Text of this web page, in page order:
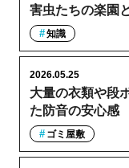
害虫たちの楽園
知識
大量の衣類や段
た防音の安心感
2026.05.25
ゴミ屋敷